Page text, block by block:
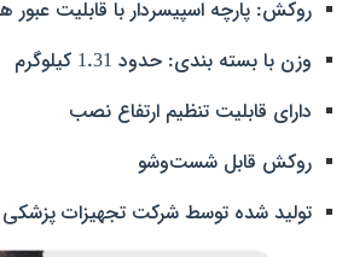
روکش: پارچه اسپیسردار با قابلیت عبور
وزن با بسته‌ بندی: حدود 1.31 کیلوگرم
دارای قابلیت تنظیم ارتفاع نصب
روکش قابل شست‌وشو
تولید شده توسط شرکت تجهیزات پزشکی